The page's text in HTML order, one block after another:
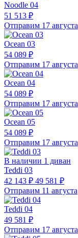
Noodle 04
51 513 ₽
Отправим 17 августа
Ocean 03
54 089 ₽
Отправим 17 августа
Ocean 04
54 089 ₽
Отправим 17 августа
Ocean 05
54 089 ₽
Отправим 17 августа
В наличии 1 диван
Teddi 03
42 143 ₽ 49 581 ₽
Отправим 11 августа
Teddi 04
49 581 ₽
Отправим 17 августа